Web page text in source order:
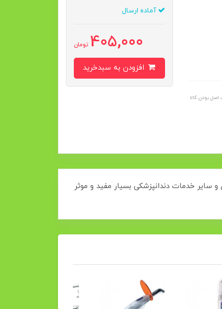
بودن کالا
آماده ارسال
405,000 تومان
و سایر خدمات دندانپزشکی بسیار مفید و موثر